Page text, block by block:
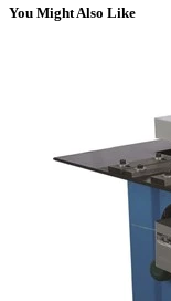
You Might Also Like